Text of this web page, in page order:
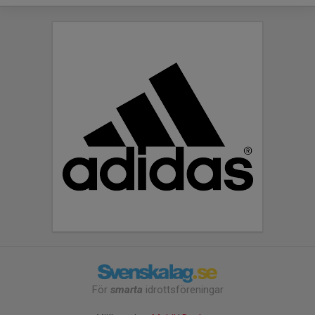
För smarta idrottsföreningar